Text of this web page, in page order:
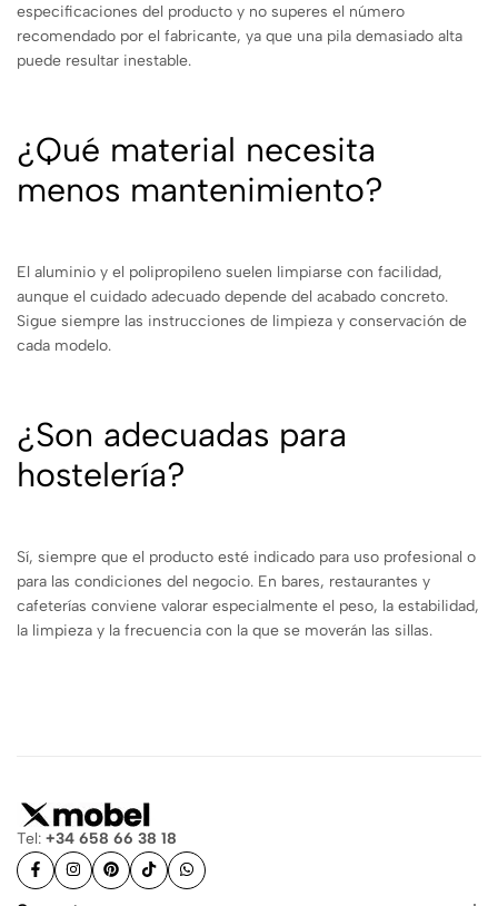
especificaciones del producto y no superes el número
recomendado por el fabricante, ya que una pila demasiado alta
puede resultar inestable.
¿Qué material necesita
menos mantenimiento?
El aluminio y el polipropileno suelen limpiarse con facilidad,
aunque el cuidado adecuado depende del acabado concreto.
Sigue siempre las instrucciones de limpieza y conservación de
cada modelo.
¿Son adecuadas para
hostelería?
Sí, siempre que el producto esté indicado para uso profesional o
para las condiciones del negocio. En bares, restaurantes y
cafeterías conviene valorar especialmente el peso, la estabilidad,
la limpieza y la frecuencia con la que se moverán las sillas.
Tel: +34 658 66 38 18